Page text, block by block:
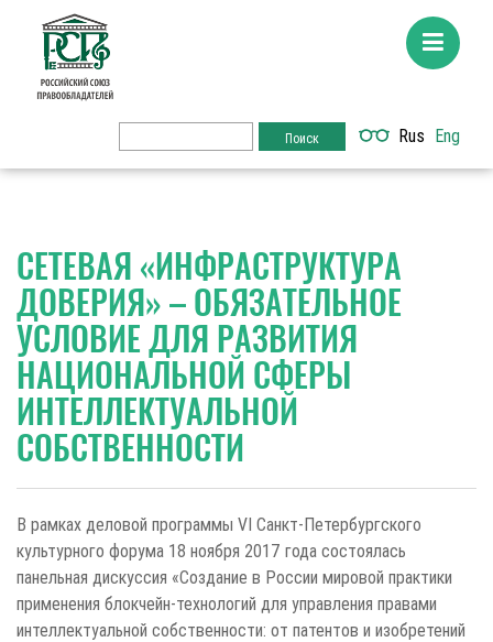
Rus Eng
СЕТЕВАЯ «ИНФРАСТРУКТУРА
ДОВЕРИЯ» – ОБЯЗАТЕЛЬНОЕ
УСЛОВИЕ ДЛЯ РАЗВИТИЯ
НАЦИОНАЛЬНОЙ СФЕРЫ
ИНТЕЛЛЕКТУАЛЬНОЙ
СОБСТВЕННОСТИ
В рамках деловой программы VI Санкт-Петербургского
культурного форума 18 ноября 2017 года состоялась
панельная дискуссия «Создание в России мировой практики
применения блокчейн-технологий для управления правами
интеллектуальной собственности: от патентов и изобретений